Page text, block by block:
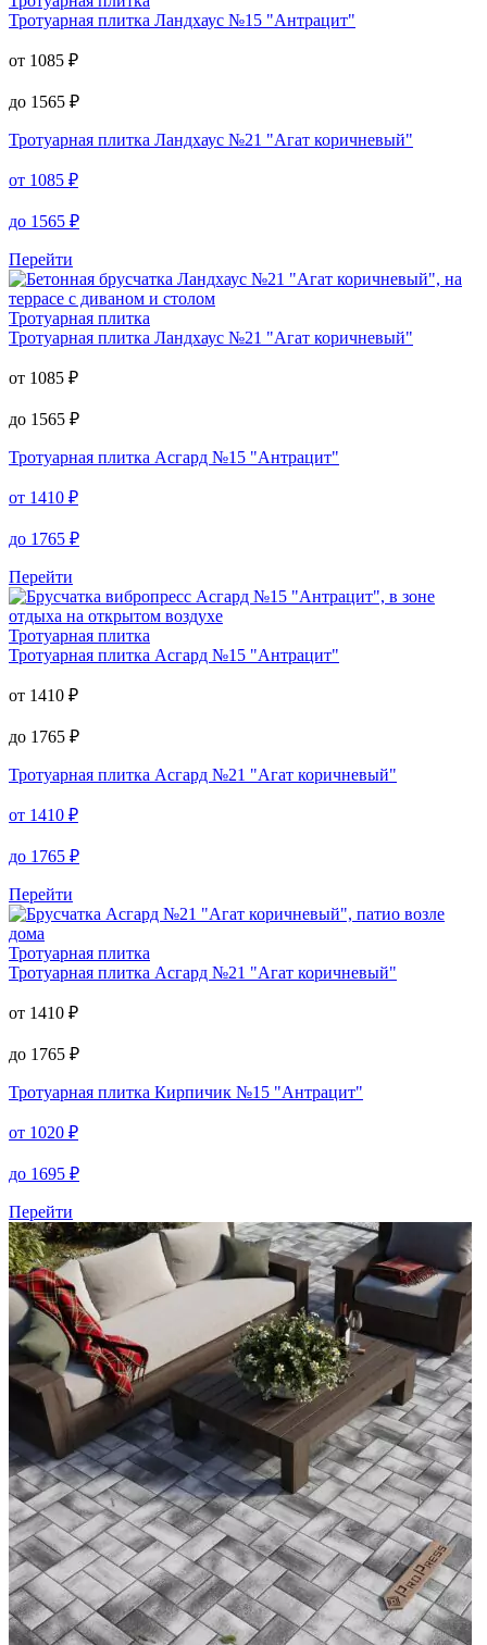
Тротуарная плитка Ландхаус №15 "Антрацит"
от 1085 ₽
до 1565 ₽
Тротуарная плитка Ландхаус №21 "Агат коричневый"
от 1085 ₽
до 1565 ₽
Перейти
Тротуарная плитка
Тротуарная плитка Ландхаус №21 "Агат коричневый"
от 1085 ₽
до 1565 ₽
Тротуарная плитка Асгард №15 "Антрацит"
от 1410 ₽
до 1765 ₽
Перейти
Тротуарная плитка
Тротуарная плитка Асгард №15 "Антрацит"
от 1410 ₽
до 1765 ₽
Тротуарная плитка Асгард №21 "Агат коричневый"
от 1410 ₽
до 1765 ₽
Перейти
Тротуарная плитка
Тротуарная плитка Асгард №21 "Агат коричневый"
от 1410 ₽
до 1765 ₽
Тротуарная плитка Кирпичик №15 "Антрацит"
от 1020 ₽
до 1695 ₽
Перейти